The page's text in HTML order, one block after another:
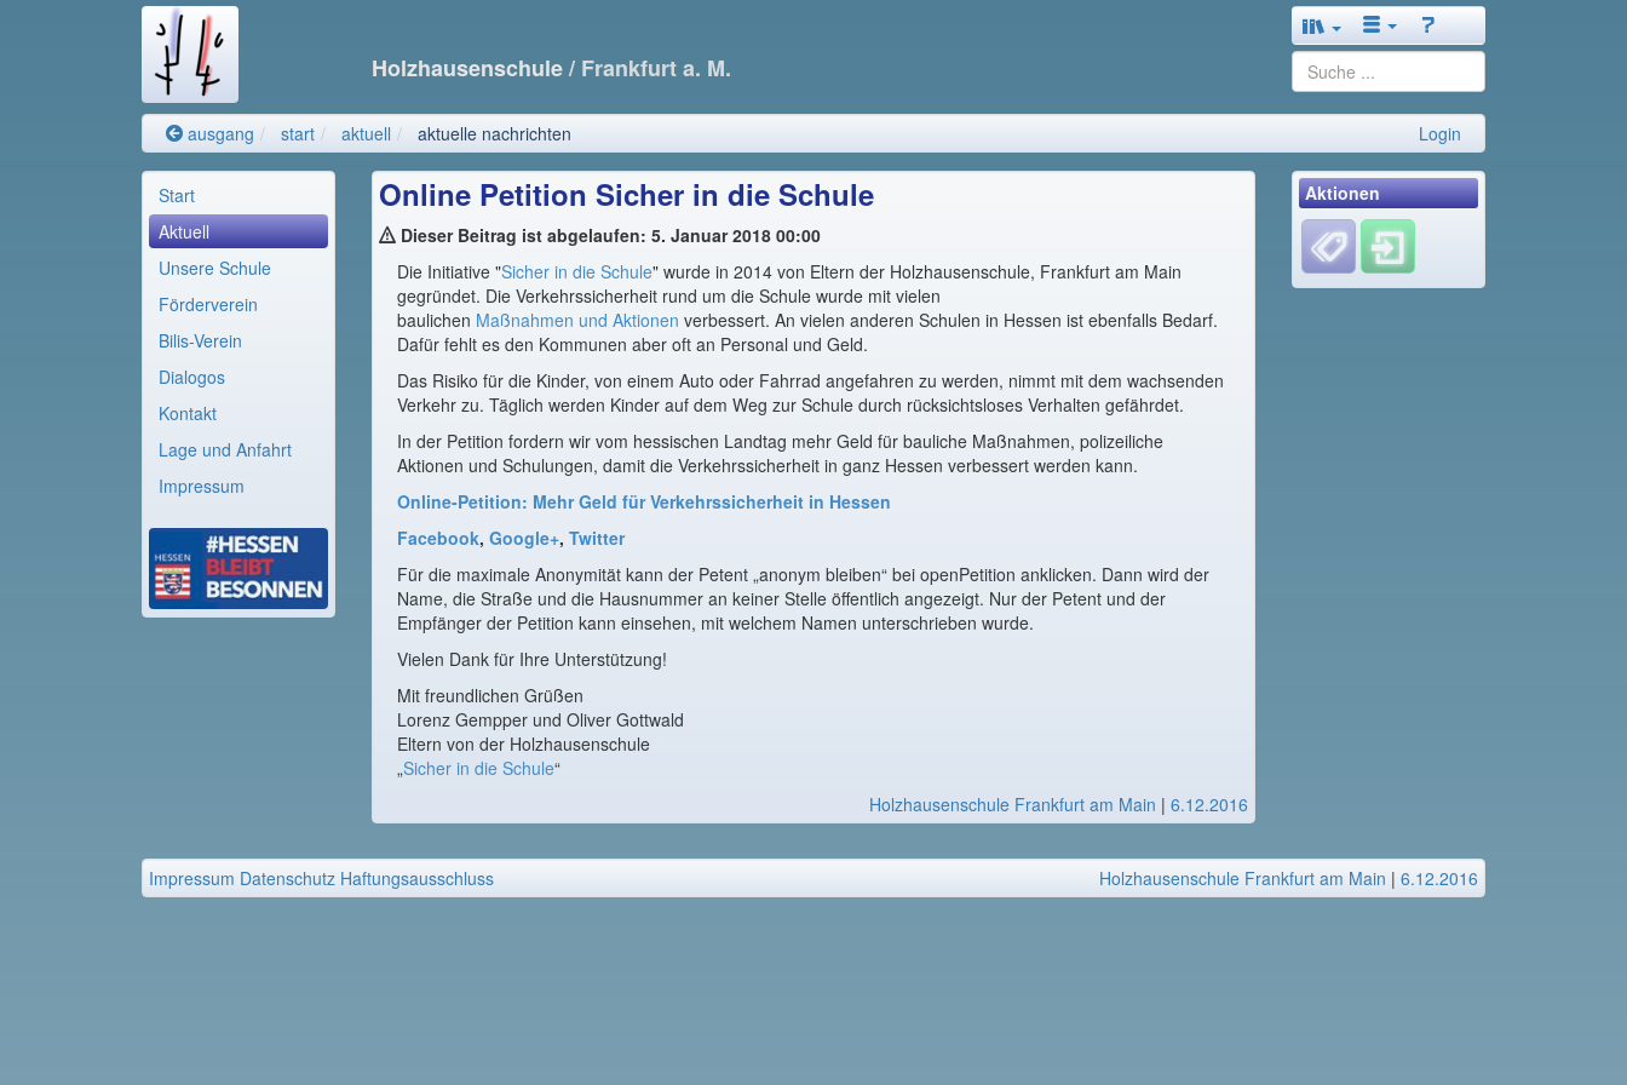
Holzhausenschule/ Frankfurt a. M.
ausgang start aktuell aktuelle nachrichten Login
Start
Aktuell
Unsere Schule
Förderverein
Bilis-Verein
Dialogos
Kontakt
Lage und Anfahrt
Impressum
Online Petition Sicher in die Schule
Dieser Beitrag ist abgelaufen: 5. Januar 2018 00:00
Die Initiative "Sicher in die Schule" wurde in 2014 von Eltern der Holzhausenschule, Frankfurt am Main
gegründet. Die Verkehrssicherheit rund um die Schule wurde mit vielen
baulichen Maßnahmen und Aktionen verbessert. An vielen anderen Schulen in Hessen ist ebenfalls Bedarf.
Dafür fehlt es den Kommunen aber oft an Personal und Geld.
Das Risiko für die Kinder, von einem Auto oder Fahrrad angefahren zu werden, nimmt mit dem wachsenden
Verkehr zu. Täglich werden Kinder auf dem Weg zur Schule durch rücksichtsloses Verhalten gefährdet.
In der Petition fordern wir vom hessischen Landtag mehr Geld für bauliche Maßnahmen, polizeiliche
Aktionen und Schulungen, damit die Verkehrssicherheit in ganz Hessen verbessert werden kann.
Online-Petition: Mehr Geld für Verkehrssicherheit in Hessen
Facebook, Google+, Twitter
Für die maximale Anonymität kann der Petent „anonym bleiben“ bei openPetition anklicken. Dann wird der
Name, die Straße und die Hausnummer an keiner Stelle öffentlich angezeigt. Nur der Petent und der
Empfänger der Petition kann einsehen, mit welchem Namen unterschrieben wurde.
Vielen Dank für Ihre Unterstützung!
Mit freundlichen Grüßen
Lorenz Gempper und Oliver Gottwald
Eltern von der Holzhausenschule
„Sicher in die Schule“
Holzhausenschule Frankfurt am Main | 6.12.2016
Aktionen
Impressum Datenschutz Haftungsausschluss Holzhausenschule Frankfurt am Main | 6.12.2016